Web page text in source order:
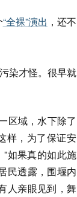
“全裸”演出 ，还不
染才怪。很早就
区域，水下除了
样，为了保证安
如果真的如此施
民透露，围堰内
人亲眼见到，舞